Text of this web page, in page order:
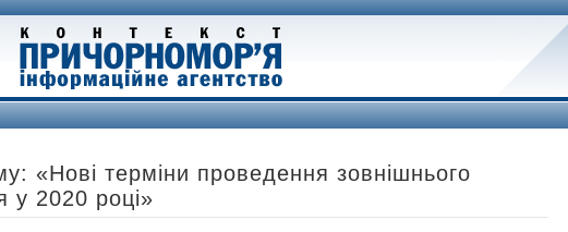
«Нові терміни проведення зовнішнього
у 2020 році»